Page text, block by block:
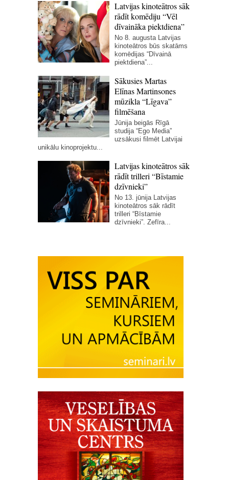
Latvijas kinoteātros sāk
rādīt komēdiju “Vēl
dīvaināka piektdiena”
No 8. augusta Latvijas
kinoteātros būs skatāms
komēdijas “Dīvainā
piektdiena”...
Sākusies Martas
Elīnas Martinsones
mūzikla “Līgava”
filmēšana
Jūnija beigās Rīgā
studija “Ego Media”
uzsākusi filmēt Latvijai
unikālu kinoprojektu...
Latvijas kinoteātros sāk
rādīt trilleri “Bīstamie
dzīvnieki”
No 13. jūnija Latvijas
kinoteātros sāk rādīt
trilleri “Bīstamie
dzīvnieki”. Zefīra...